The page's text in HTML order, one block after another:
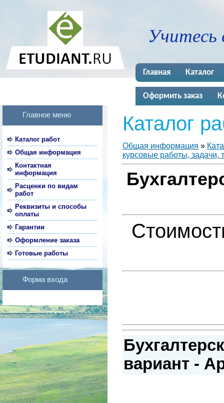
Учитесь
Главная Каталог
Оформить заказ
Главное меню
Каталог работ
Общая информация
Контактная
информация
Расценки по видам
работ
Реквизиты и способы
оплаты
Гарантии
Оформление заказа
Готовые работы
Форма входа
Каталог
Общая информация »
курсовые работы, задачи,
вариант -